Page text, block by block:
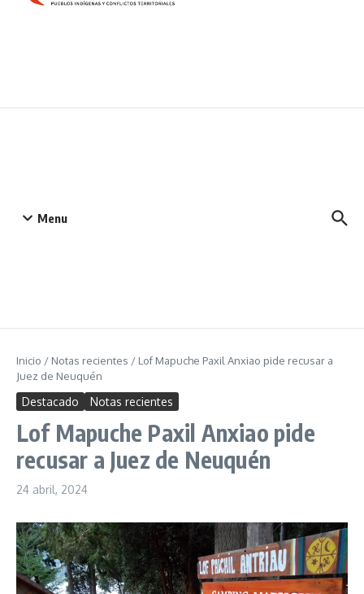
Menu
Inicio / Notas recientes / Lof Mapuche Paxil Anxiao pide recusar a
Juez de Neuquén
Destacado Notas recientes
Lof Mapuche Paxil Anxiao pide
recusar a Juez de Neuquén
24 abril, 2024